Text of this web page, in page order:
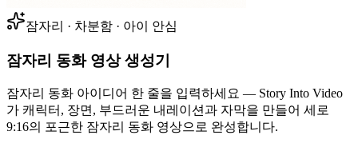
잠자리 · 차분함 · 아이 안심
잠자리 동화 영상 생성기
잠자리 동화 아이디어 한 줄을 입력하세요 — Story Into Video
가 캐릭터, 장면, 부드러운 내레이션과 자막을 만들어 세로
9:16의 포근한 잠자리 동화 영상으로 완성합니다.